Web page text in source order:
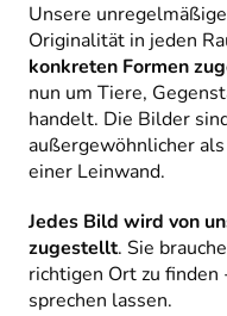
Unsere
Originalität in jeden
konkreten Formen
nun um Tiere,
handelt. Die Bilder
außergewöhnlicher
einer Leinwand.
Jedes Bild wird von
zugestellt. Sie
richtigen Ort zu
sprechen lassen.